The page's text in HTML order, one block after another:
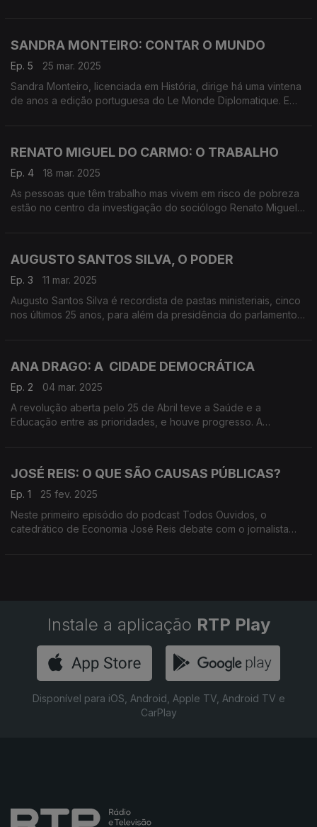
SANDRA MONTEIRO: CONTAR O MUNDO
Ep. 5
25 mar. 2025
Sandra Monteiro, licenciada em História, dirige há uma vintena
de anos a edição portuguesa do Le Monde Diplomatique. E
RENATO MIGUEL DO CARMO: O TRABALHO
Ep. 4
18 mar. 2025
As pessoas que têm trabalho mas vivem em risco de pobreza
estão no centro da investigação do sociólogo Renato Miguel
AUGUSTO SANTOS SILVA, O PODER
Ep. 3
11 mar. 2025
Augusto Santos Silva é recordista de pastas ministeriais, cinco
nos últimos 25 anos, para além da presidência do parlamento.
ANA DRAGO: A CIDADE DEMOCRÁTICA
Ep. 2
04 mar. 2025
A revolução aberta pelo 25 de Abril teve a Saúde e a
Educação entre as prioridades, e houve progresso. A
JOSÉ REIS: O QUE SÃO CAUSAS PÚBLICAS?
Ep. 1
25 fev. 2025
Neste primeiro episódio do podcast Todos Ouvidos, o
catedrático de Economia José Reis debate com o jornalista
Instale a aplicação RTP Play
Disponível para iOS, Android, Apple TV, Android TV e
CarPlay